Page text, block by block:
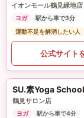
イオンモール鶴見緑地店
ヨガ
駅から車で3分
運動不足を解消したい人
公式サイト
SU.素Yoga School
鶴見サロン店
ヨガ 駅から車で4分